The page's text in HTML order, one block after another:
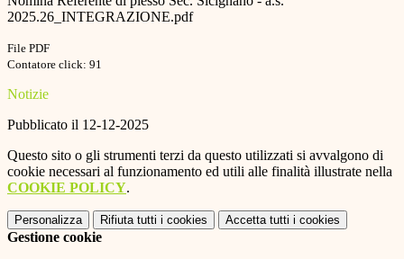
2025.26_INTEGRAZIONE.pdf
File PDF
Contatore click: 91
Notizie
Pubblicato il 12-12-2025
Questo sito o gli strumenti terzi da questo utilizzati si avvalgono di
cookie necessari al funzionamento ed utili alle finalità illustrate nella
COOKIE POLICY.
Personalizza Rifiuta tutti i cookies Accetta tutti i cookies
Gestione cookie